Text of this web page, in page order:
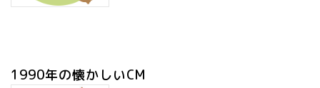
1990年の懐かしいCM